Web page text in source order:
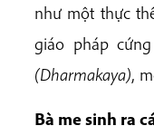
như một thực
giáo pháp
(Dharmakaya),
Bà mẹ sinh ra